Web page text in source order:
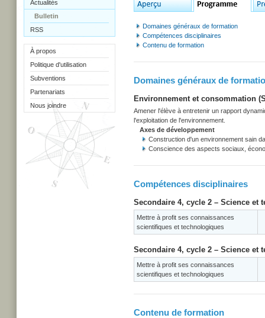
Actualités
Bulletin
RSS
À propos
Politique d'utilisation
Subventions
Partenariats
Nous joindre
Domaines généraux de formation
Compétences disciplinaires
Contenu de formation
Domaines généraux de
Environnement et consommation
Amener l'élève à entretenir un rapport
l'exploitation de l'environnement.
Axes de développement
Construction d'un environnement sain
Conscience des aspects sociaux,
Compétences disciplinaires
Secondaire 4, cycle 2 – Science et
Mettre à profit ses connaissances
scientifiques et technologiques
Secondaire 4, cycle 2 – Science et
Mettre à profit ses connaissances
scientifiques et technologiques
Contenu de formation